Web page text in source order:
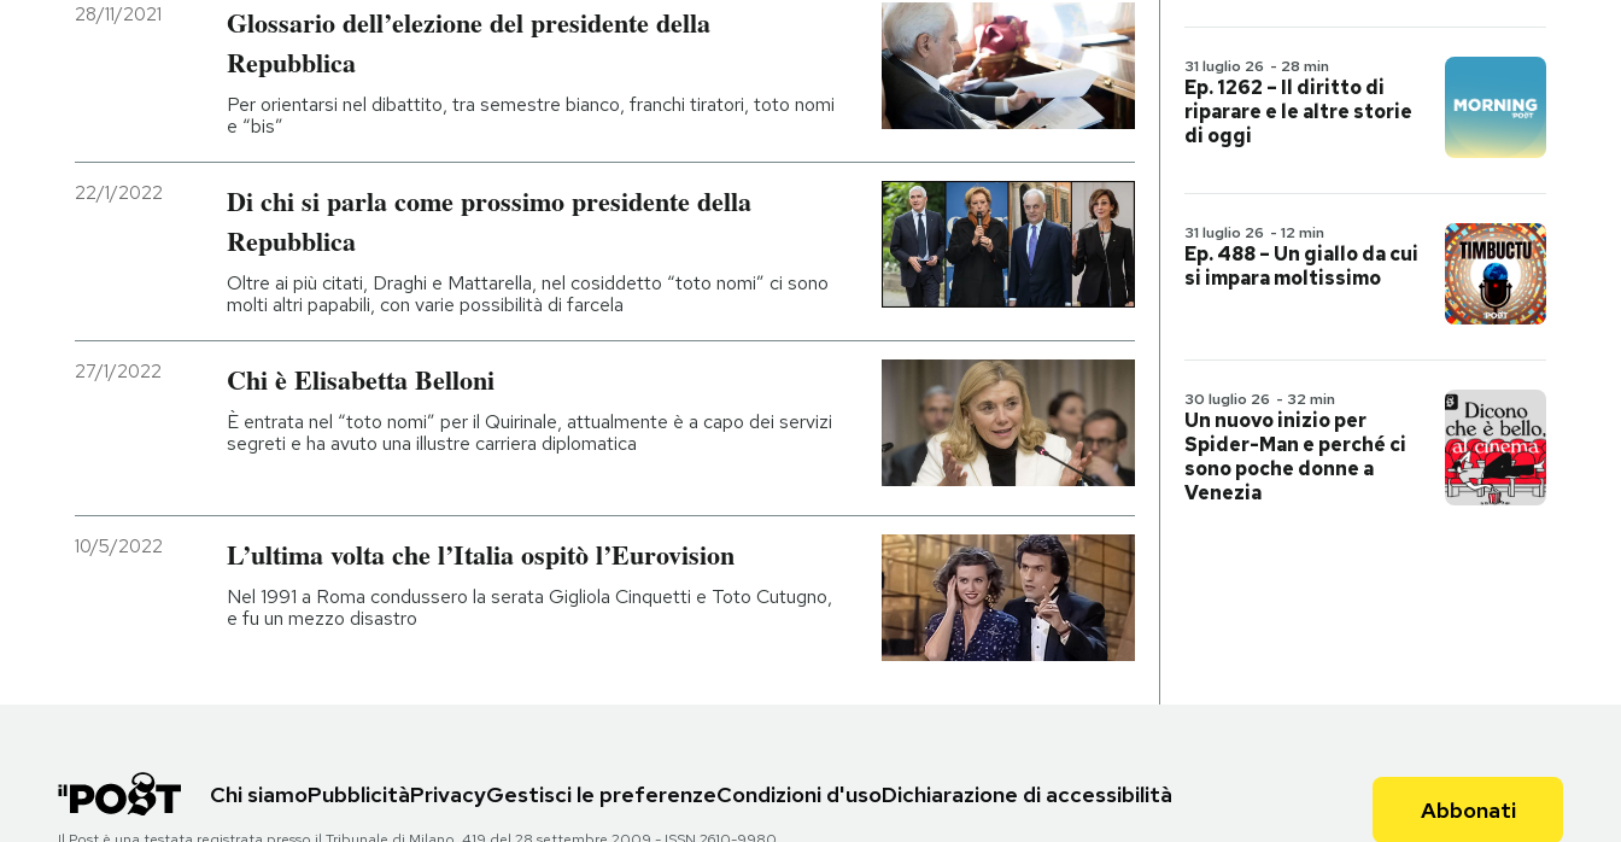
28/11/2021
Glossario dell’elezione del presidente della
Repubblica
Per orientarsi nel dibattito, tra semestre bianco, franchi tiratori, toto nomi
e “bis”
22/1/2022
Di chi si parla come prossimo presidente della
Repubblica
Oltre ai più citati, Draghi e Mattarella, nel cosiddetto “toto nomi” ci sono
molti altri papabili, con varie possibilità di farcela
27/1/2022 Chi è Elisabetta Belloni
È entrata nel “toto nomi” per il Quirinale, attualmente è a capo dei servizi
segreti e ha avuto una illustre carriera diplomatica
10/5/2022 L’ultima volta che l’Italia ospitò l’Eurovision
Nel 1991 a Roma condussero la serata Gigliola Cinquetti e Toto Cutugno,
e fu un mezzo disastro
31 luglio 26 - 28 min
Ep. 1262 – Il diritto di
riparare e le altre storie
di oggi
31 luglio 26 - 12 min
Ep. 488 – Un giallo da cui
si impara moltissimo
30 luglio 26 - 32 min
Un nuovo inizio per
Spider-Man e perché ci
sono poche donne a
Venezia
Chi siamoPubblicitàPrivacyGestisci le preferenzeCondizioni d'usoDichiarazione di accessibilità
Abbonati